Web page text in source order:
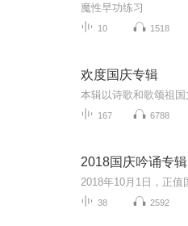
魔性早功练习
10 1518
欢度国庆专辑
167 6788
2018国庆吟诵专辑
38 2592